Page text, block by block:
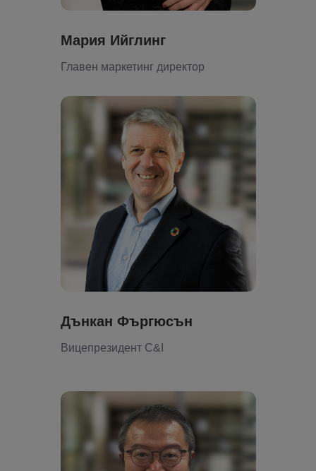
Мария Ийглинг
Главен маркетинг директор
Дънкан Фъргюсън
Вицепрезидент C&I